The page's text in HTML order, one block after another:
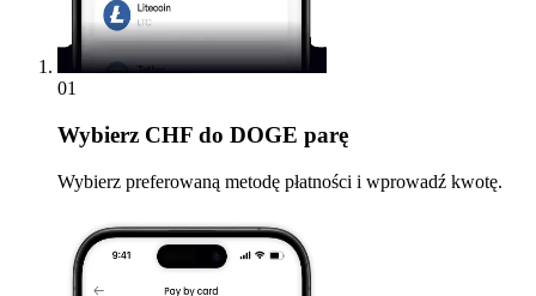
01
Wybierz CHF do DOGE parę
Wybierz preferowaną metodę płatności i wprowadź kwotę.